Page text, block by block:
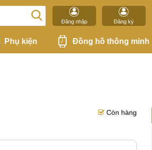
Đăng nhập Đăng ký
Phụ kiện Đồng hồ thông minh
Còn hàng